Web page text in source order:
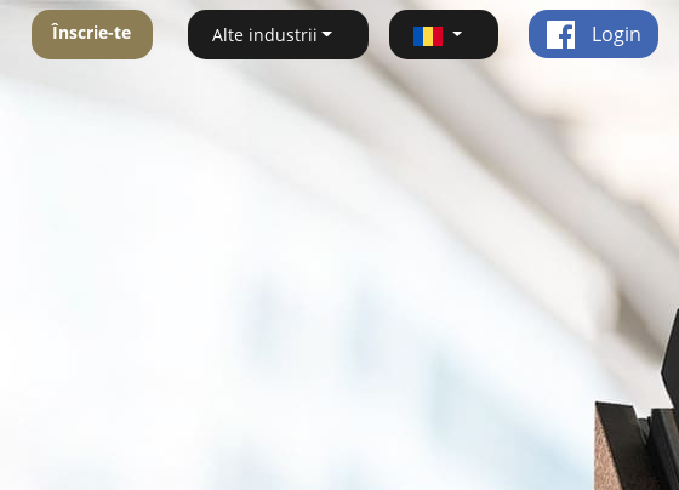
Înscrie-te Alte industrii Login